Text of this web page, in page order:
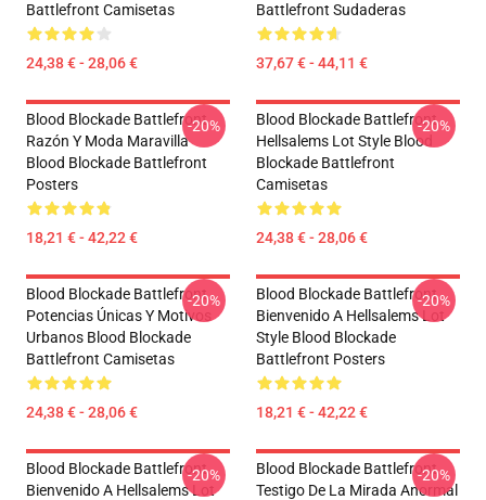
Battlefront Camisetas
24,38 € - 28,06 €
Battlefront Sudaderas
37,67 € - 44,11 €
Blood Blockade Battlefront
Razón Y Moda Maravilla
Blood Blockade Battlefront
Posters
18,21 € - 42,22 €
-20%
Blood Blockade Battlefront
Hellsalems Lot Style Blood
Blockade Battlefront
Camisetas
24,38 € - 28,06 €
-20%
Blood Blockade Battlefront
Potencias Únicas Y Motivos
Urbanos Blood Blockade
Battlefront Camisetas
24,38 € - 28,06 €
-20%
Blood Blockade Battlefront
Bienvenido A Hellsalems Lot
Style Blood Blockade
Battlefront Posters
18,21 € - 42,22 €
-20%
Blood Blockade Battlefront
Bienvenido A Hellsalems Lot
-20%
Blood Blockade Battlefront
Testigo De La Mirada Anormal
-20%